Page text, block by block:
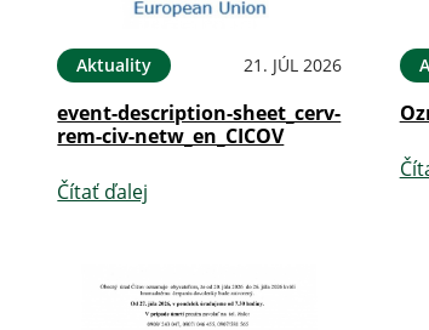
Aktuality 21. JÚL 2026
event-description-sheet_cerv-
rem-civ-netw_en_CICOV
Čítať ďalej